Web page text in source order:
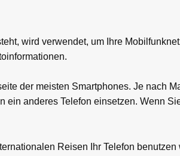
wird verwendet, um Ihre
der meisten Smartphones. Je nach
ein anderes Telefon einsetzen. Wenn
Reisen Ihr Telefon